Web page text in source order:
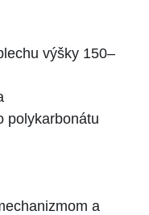
výšky 150–
polykarbonátu
a